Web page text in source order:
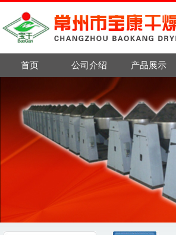
首页 公司介绍 产品展示